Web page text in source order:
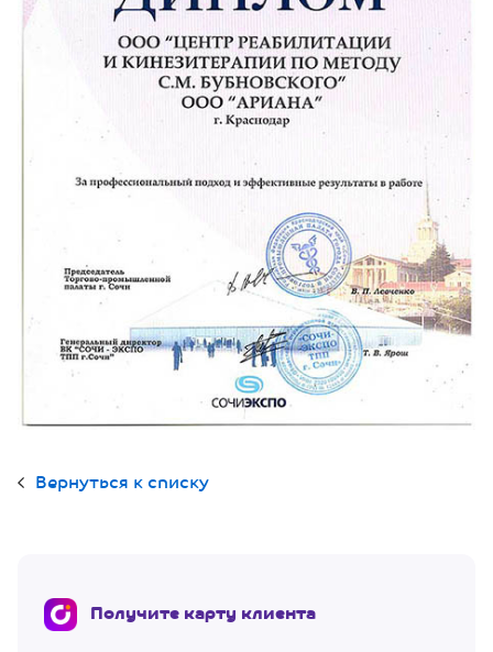
Получите карту клиента
Вернуться к списку